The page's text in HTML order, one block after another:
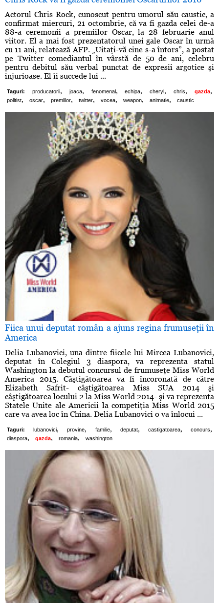
Actorul Chris Rock, cunoscut pentru umorul său caustic, a
confirmat miercuri, 21 octombrie, că va fi gazda celei de-a
88-a ceremonii a premiilor Oscar, la 28 februarie anul
viitor. El a mai fost prezentatorul unei gale Oscar în urmă
cu 11 ani, relatează AFP. „Uitaţi-vă cine s-a întors”, a postat
pe Twitter comediantul în vârstă de 50 de ani, celebru
pentru debitul său verbal punctat de expresii argotice şi
injurioase. El îi succede lui ...
Taguri: producatorii, joaca, fenomenal, echipa, cheryl , chris, gazda,
politist, oscar, premiilor, twitter, vocea, weapon, animatie, caustic
Fiica unui deputat român a ajuns regina frumuseţii în
America
Delia Lubanovici, una dintre fiicele lui Mircea Lubanovici,
deputat în Colegiul 3 diaspora, va reprezenta statul
Washington la debutul concursul de frumuseţe Miss World
America 2015. Câştigătoarea va fi încoronată de către
Elizabeth Safrit- câştigătoarea Miss SUA 2014 şi
câştigătoarea locului 2 la Miss World 2014- şi va reprezenta
Statele Unite ale Americii la competiţia Miss World 2015
care va avea loc în China. Delia Lubanovici o va înlocui ...
Taguri: lubanovici, provine, familie, deputat, castigatoarea, concurs,
diaspora, gazda, romania, washington